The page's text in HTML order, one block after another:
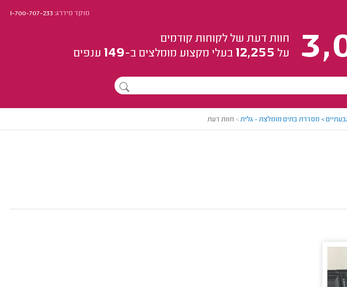
מוקד מידרג:1-700-707-233
חוות דעת של לקוחות קודמים
על 12,255 בעלי מקצוע מומלצים ב-149 ענפים
> מסדרת בתים מומלצת - גלית> חוות דעת